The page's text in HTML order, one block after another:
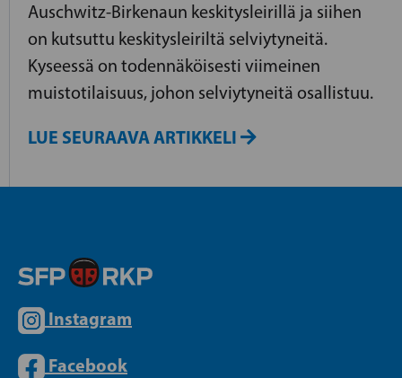
Auschwitz-Birkenaun keskitysleirillä ja siihen
on kutsuttu keskitysleiriltä selviytyneitä.
Kyseessä on todennäköisesti viimeinen
muistotilaisuus, johon selviytyneitä osallistuu.
LUE SEURAAVA ARTIKKELI
Instagram
Facebook